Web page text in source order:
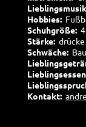
Hobbies:
Schuhgröße:
Stärke:
Schwäche:
Kontakt: